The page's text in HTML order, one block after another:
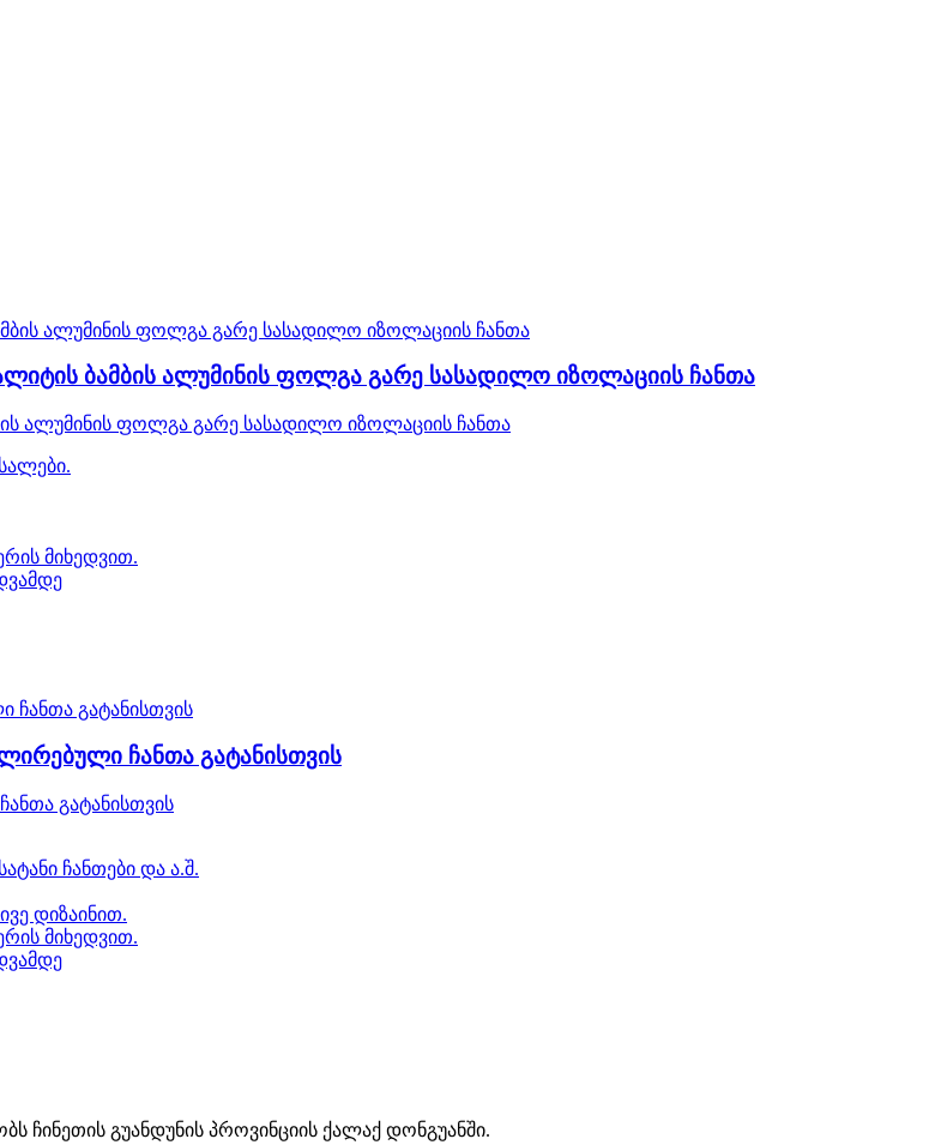
ბამბის ალუმინის ფოლგა გარე სასადილო იზოლაციის ჩანთა
ალუმინის ფოლგა გარე სასადილო იზოლაციის ჩანთა
მიხედვით.
ჩანთა გატანისთვის
გატანისთვის
ჩანთები და ა.შ.
დიზაინით.
მიხედვით.
ჩინეთის გუანდუნის პროვინციის ქალაქ დონგუანში.